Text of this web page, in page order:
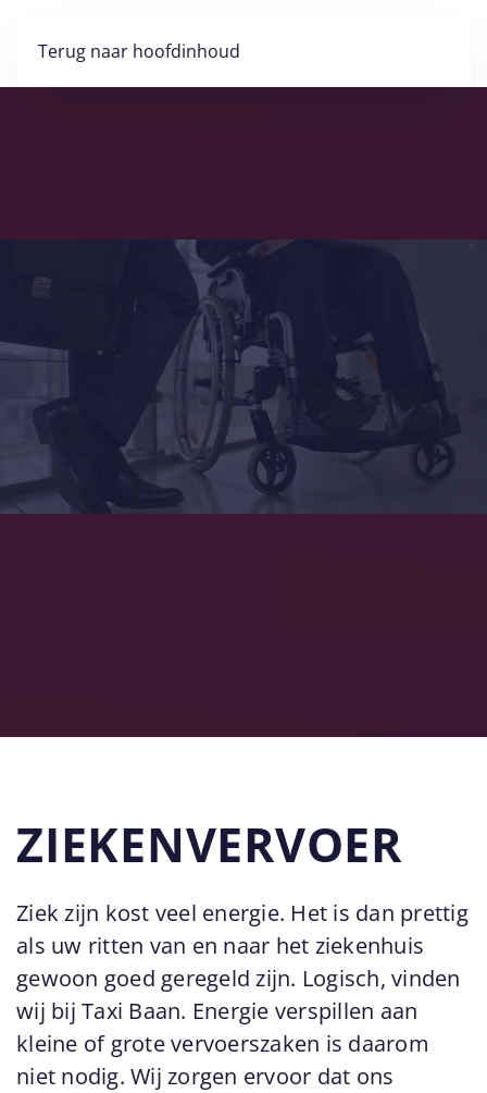
Terug naar hoofdinhoud
ZIEKENVERVOER
Ziek zijn kost veel energie. Het is dan prettig
als uw ritten van en naar het ziekenhuis
gewoon goed geregeld zijn. Logisch, vinden
wij bij Taxi Baan. Energie verspillen aan
kleine of grote vervoerszaken is daarom
niet nodig. Wij zorgen ervoor dat ons